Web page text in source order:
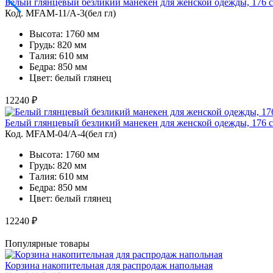
Код. MFAM-11/A-3(бел гл)
Высота: 1760 мм
Грудь: 820 мм
Талия: 610 мм
Бедра: 850 мм
Цвет: белый глянец
12240 ₽
Белый глянцевый безликий манекен для женской одежды, 176
Код. MFAM-04/A-4(бел гл)
Высота: 1760 мм
Грудь: 820 мм
Талия: 610 мм
Бедра: 850 мм
Цвет: белый глянец
12240 ₽
Популярные товары
Корзина накопительная для распродаж напольная